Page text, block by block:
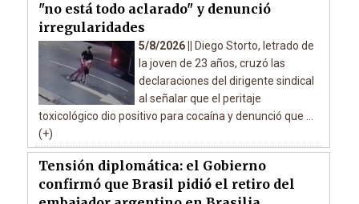
"no está todo aclarado" y denunció
irregularidades
5/8/2026 ||
Diego Storto, letrado de
la joven de 23 años, cruzó las
declaraciones del dirigente sindical
al señalar que el peritaje
toxicológico dio positivo para cocaína y denunció que ...
(+)
Tensión diplomática: el Gobierno
confirmó que Brasil pidió el retiro del